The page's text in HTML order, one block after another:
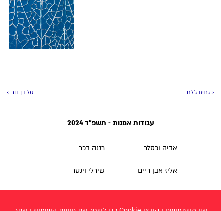
טל בן דור > < גתית ג'לח
עבודות אמנות - תשפ״ד 2024
אביה וכסלר
אליז אבן חיים
רננה בכר
שירלי וינטר